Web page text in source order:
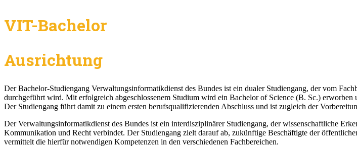
VIT-Bachelor
Ausrichtung
Der Bachelor-Studiengang Verwaltungsinformatikdienst des Bundes ist ein dualer Studiengang, der vom
durchgeführt wird. Mit erfolgreich abgeschlossenem Studium wird ein Bachelor of Science (B. Sc.)
Der Studiengang führt damit zu einem ersten berufsqualifizierenden Abschluss und ist zugleich der
Der Verwaltungsinformatikdienst des Bundes ist ein interdisziplinärer Studiengang, der wissenschaftliche
Kommunikation und Recht verbindet. Der Studiengang zielt darauf ab, zukünftige Beschäftigte der
vermittelt die hierfür notwendigen Kompetenzen in den verschiedenen Fachbereichen.